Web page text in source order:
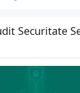
Securitate